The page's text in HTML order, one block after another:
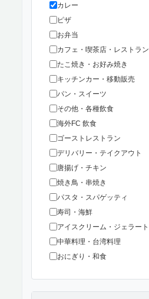
カレー
ピザ
お弁当
カフェ・喫茶店・レストラン
たこ焼き・お好み焼き
キッチンカー・移動販売
パン・スイーツ
その他・各種飲食
海外FC 飲食
ゴーストレストラン
デリバリー・テイクアウト
唐揚げ・チキン
焼き鳥・串焼き
パスタ・スパゲッティ
寿司・海鮮
アイスクリーム・ジェラート
中華料理・台湾料理
おにぎり・和食